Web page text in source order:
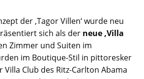
der ‚Tagor Villen‘ wurde neu
sich als der neue ‚Villa
Zimmer und Suiten im
im Boutique-Stil in pittoresker
Villa Club des Ritz-Carlton Abama